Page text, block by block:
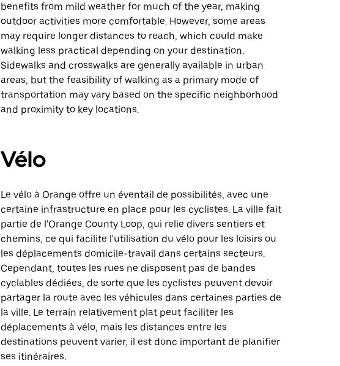
benefits from mild weather for much of the year, making
outdoor activities more comfortable. However, some areas
may require longer distances to reach, which could make
walking less practical depending on your destination.
Sidewalks and crosswalks are generally available in urban
areas, but the feasibility of walking as a primary mode of
transportation may vary based on the specific neighborhood
and proximity to key locations.
Vélo
Le vélo à Orange offre un éventail de possibilités, avec une
certaine infrastructure en place pour les cyclistes. La ville fait
partie de l'Orange County Loop, qui relie divers sentiers et
chemins, ce qui facilite l'utilisation du vélo pour les loisirs ou
les déplacements domicile-travail dans certains secteurs.
Cependant, toutes les rues ne disposent pas de bandes
cyclables dédiées, de sorte que les cyclistes peuvent devoir
partager la route avec les véhicules dans certaines parties de
la ville. Le terrain relativement plat peut faciliter les
déplacements à vélo, mais les distances entre les
destinations peuvent varier, il est donc important de planifier
ses itinéraires.